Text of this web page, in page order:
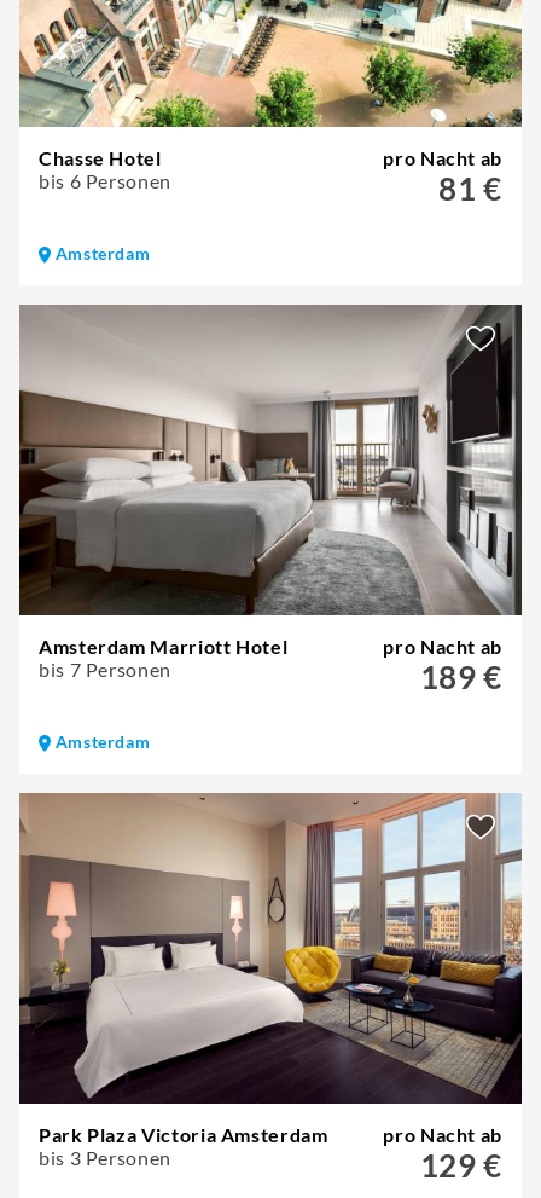
Chasse Hotel
bis 6 Personen
pro Nacht ab
81 €
Amsterdam
Amsterdam Marriott Hotel
bis 7 Personen
pro Nacht ab
189 €
Amsterdam
Park Plaza Victoria Amsterdam
bis 3 Personen
pro Nacht ab
129 €